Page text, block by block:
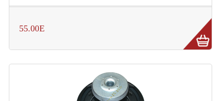
Enceintes Encastrables Ligne 100V 4-8 Ohm
Enceintes Murales (Ligne 100V 16 - 8 Ohm)
55.00E